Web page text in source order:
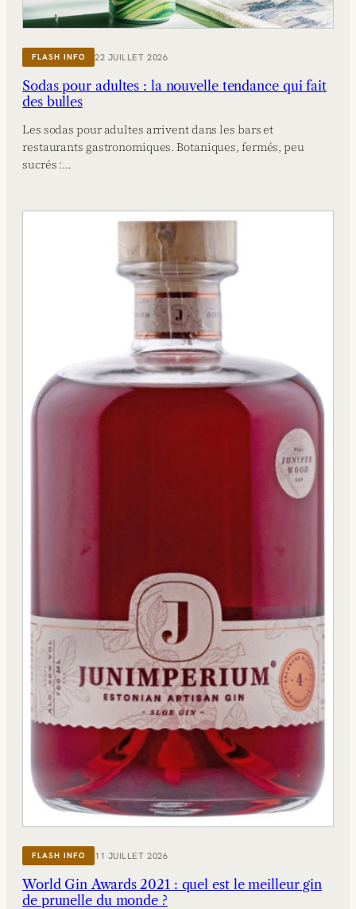
FLASH INFO 22 JUILLET 2026
Sodas pour adultes : la nouvelle tendance qui fait
des bulles
Les sodas pour adultes arrivent dans les bars et
restaurants gastronomiques. Botaniques, fermés, peu
sucrés :…
FLASH INFO 11 JUILLET 2026
World Gin Awards 2021 : quel est le meilleur gin
de prunelle du monde ?